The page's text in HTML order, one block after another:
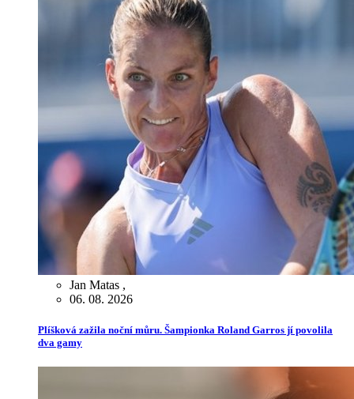
Jan Matas ,
06. 08. 2026
Plíšková zažila noční můru. Šampionka Roland Garros jí povolila
dva gamy